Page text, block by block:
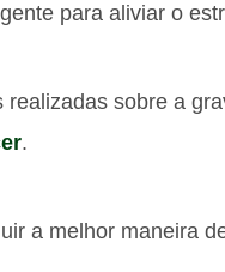
para aliviar o
sobre a
.
a melhor maneira